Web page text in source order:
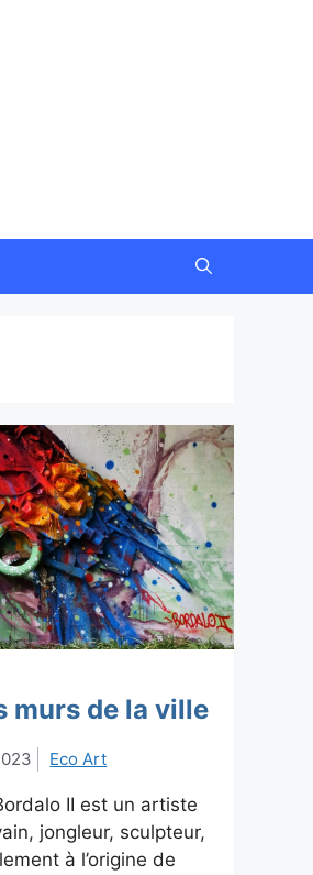
murs de la ville
Eco Art
II est un artiste
jongleur, sculpteur,
à l’origine de